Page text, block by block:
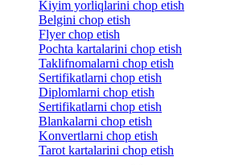
Kiyim yorliqlarini chop etish
Belgini chop etish
Flyer chop etish
Pochta kartalarini chop etish
Taklifnomalarni chop etish
Sertifikatlarni chop etish
Diplomlarni chop etish
Sertifikatlarni chop etish
Blankalarni chop etish
Konvertlarni chop etish
Tarot kartalarini chop etish